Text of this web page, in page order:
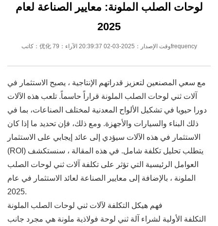
لوحات الصلب الملونة: معايير الصناعة لعام
2025
كاتب：优化 وقت الإصدار：2025-03-02 20:39:37 الآراء：79frequency
مع سعي المصنعين لتعزيز قدراتهم الإنتاجية ، يصبح الاستثمار في
آلات ثني لوحات الصلب الملونة قراراً حاسماً. تلعب هذه الآلات
دورا حيويا في تشكيل الألواح المعدنية لمختلف الصناعات، بما في
ذلك البناء والسيارات والأجهزة. ومع ذلك، فإن تحديد ما إذا كان
الاستثمار في هذه الآلات سيؤدي إلى عائد إيجابي على الاستثمار
(ROI) يتطلب تحليل تكلفة شامل. في هذه المقالة ، سنستكشف
العوامل الرئيسية التي تؤثر على تكلفة آلات ثني لوحات الصلب
الملونة ، بالإضافة إلى معايير الصناعة لعائد الاستثمار في عام
2025.
فهم هيكل التكلفة لآلات ثني لوحات الصلب الملونة
التكلفة الأولية لشراء آلة ثني لوحة فولاذية ملونة هي مجرد جانب